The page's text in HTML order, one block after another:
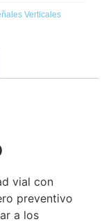
Verticales
vial con
preventivo
a los